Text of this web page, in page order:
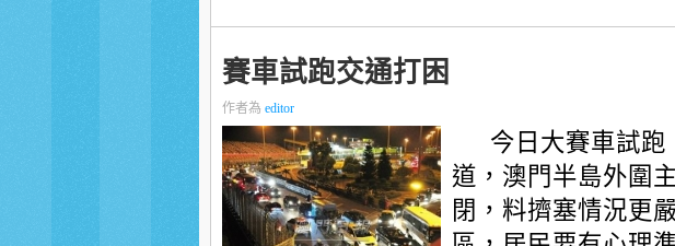
賽車試跑交通打困
作者為 editor
今日大賽車試跑
道，澳門半島外圍
閉，料擠塞情況更